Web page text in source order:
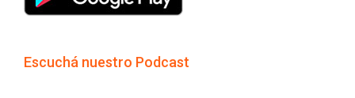
Escuchá nuestro Podcast